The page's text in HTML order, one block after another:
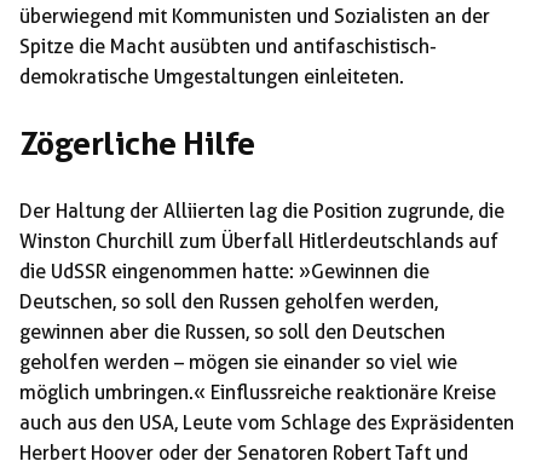
überwiegend mit Kommunisten und Sozialisten an der
Spitze die Macht ausübten und antifaschistisch-
demokratische Umgestaltungen einleiteten.
Zögerliche Hilfe
Der Haltung der Alliierten lag die Position zugrunde, die
Winston Churchill zum Überfall Hitlerdeutschlands auf
die UdSSR eingenommen hatte: »Gewinnen die
Deutschen, so soll den Russen geholfen werden,
gewinnen aber die Russen, so soll den Deutschen
geholfen werden – mögen sie einander so viel wie
möglich umbringen.« Einflussreiche reaktionäre Kreise
auch aus den USA, Leute vom Schlage des Expräsidenten
Herbert Hoover oder der Senatoren Robert Taft und